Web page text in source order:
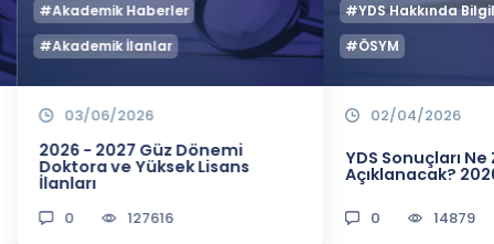
#Akademik Haberler
#Akademik İlanlar
03/06/2026
2026 - 2027 Güz Dönemi
Doktora ve Yüksek Lisans
İlanları
0 127616
#YDS Hakkında
#ÖSYM
02/04/2026
YDS Sonuçları
Açıklanacak?
0 14879